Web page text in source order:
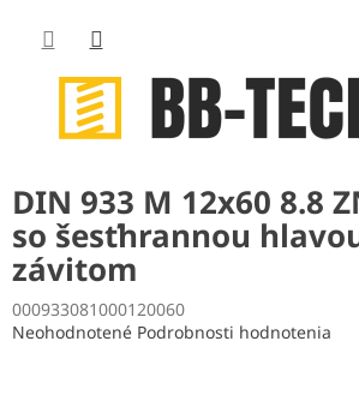
obsah
DIN 933 M 12x60 8.8
so šesťhrannou
závitom
000933081000120060
Priemerné
Neohodnotené Podrobnosti hodnotenia